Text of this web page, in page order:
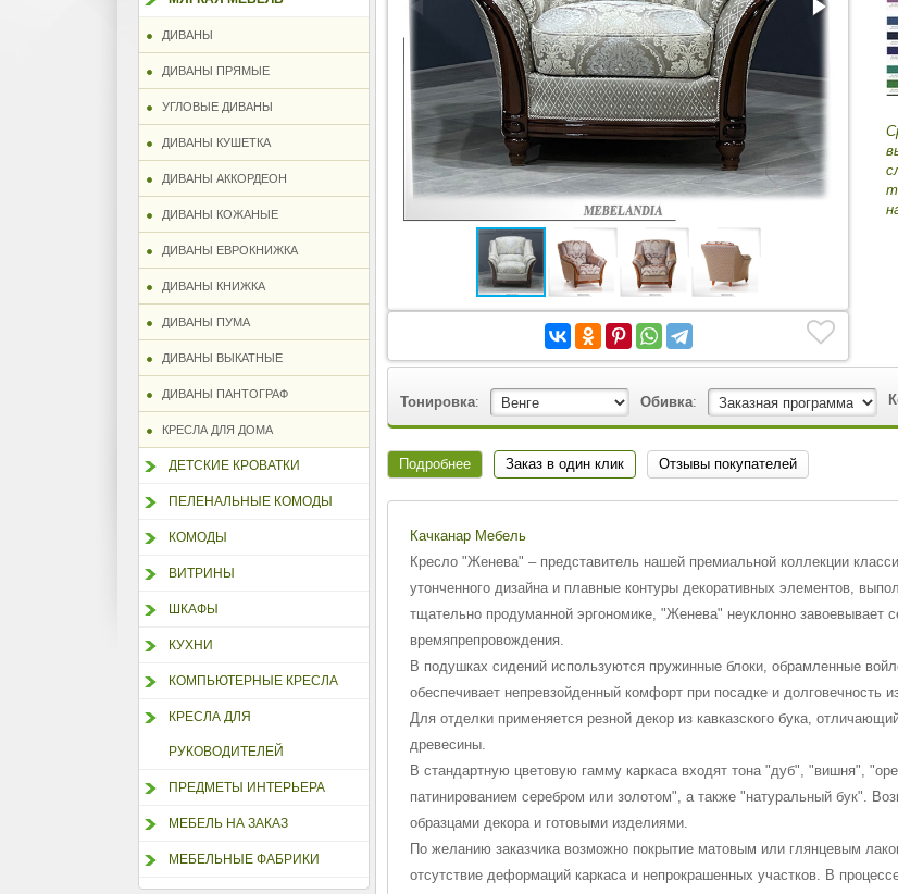
ДИВАНЫ
ДИВАНЫ ПРЯМЫЕ
УГЛОВЫЕ ДИВАНЫ
ДИВАНЫ КУШЕТКА
ДИВАНЫ АККОРДЕОН
ДИВАНЫ КОЖАНЫЕ
ДИВАНЫ ЕВРОКНИЖКА
ДИВАНЫ КНИЖКА
ДИВАНЫ ПУМА
ДИВАНЫ ВЫКАТНЫЕ
ДИВАНЫ ПАНТОГРАФ
КРЕСЛА ДЛЯ ДОМА
ДЕТСКИЕ КРОВАТКИ
ПЕЛЕНАЛЬНЫЕ КОМОДЫ
КОМОДЫ
ВИТРИНЫ
ШКАФЫ
КУХНИ
КОМПЬЮТЕРНЫЕ КРЕСЛА
КРЕСЛА ДЛЯ
РУКОВОДИТЕЛЕЙ
ПРЕДМЕТЫ ИНТЕРЬЕРА
МЕБЕЛЬ НА ЗАКАЗ
МЕБЕЛЬНЫЕ ФАБРИКИ
Тонировка: Обивка:
Подробнее Заказ в один клик Отзывы покупателей
Качканар Мебель
Кресло "Женева" – представитель нашей премиальной коллекции
утонченного дизайна и плавные контуры декоративных элементов,
тщательно продуманной эргономике, "Женева" неуклонно завоевывает
времяпрепровождения.
В подушках сидений используются пружинные блоки, обрамленные
обеспечивает непревзойденный комфорт при посадке и долговечность
Для отделки применяется резной декор из кавказского бука,
древесины.
В стандартную цветовую гамму каркаса входят тона "дуб", "вишня",
патинированием серебром или золотом", а также "натуральный бук".
образцами декора и готовыми изделиями.
По желанию заказчика возможно покрытие матовым или глянцевым
отсутствие деформаций каркаса и непрокрашенных участков. В